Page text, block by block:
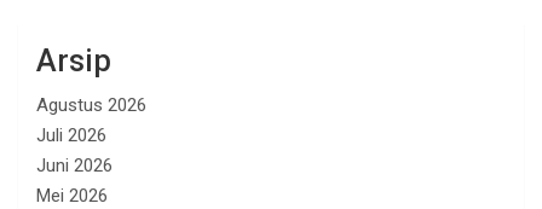
Arsip
Agustus 2026
Juli 2026
Juni 2026
Mei 2026